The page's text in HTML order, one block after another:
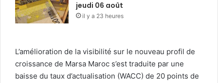
jeudi 06 août
il y a 23 heures
L’amélioration de la visibilité sur le nouveau profil de
croissance de Marsa Maroc s’est traduite par une
baisse du taux d’actualisation (WACC) de 20 points de